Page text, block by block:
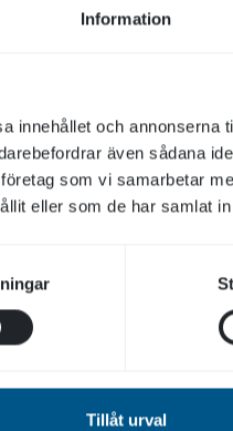
Information
innehållet och annonserna
även sådana
som vi samarbetar
eller som de har samlat
Tillåt urval
sig informerad om allt